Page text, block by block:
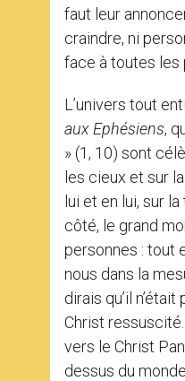
faut leur
craindre, ni
face à toutes les
L’univers tout
aux Ephésiens,
» (1, 10) sont
les cieux et sur
lui et en lui, sur
côté, le grand
personnes : tout
nous dans la
dirais qu’il
Christ
vers le Christ
dessus du